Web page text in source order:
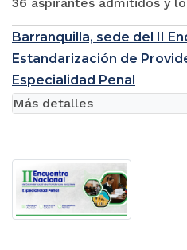
Barranquilla, sede del II
Estandarización de
Especialidad Penal
Más detalles